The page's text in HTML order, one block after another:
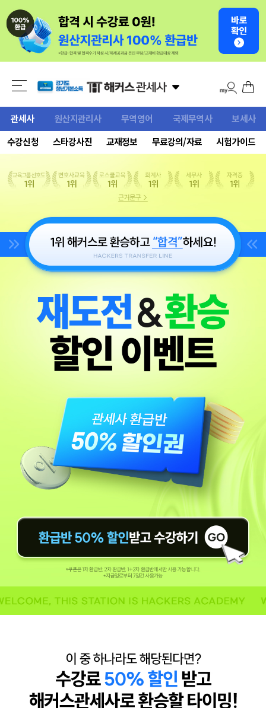
관세사 원산지관리사 무역영어 국제무역사 보세사
수강신청 스타강사진 교재정보 무료강의/자료 시험가이드